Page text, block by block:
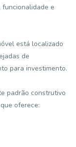
funcionalidade e
está localizado
de
para investimento.
padrão construtivo
oferece: